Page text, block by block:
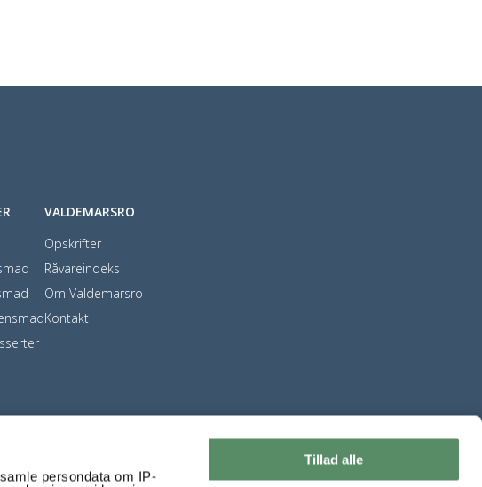
persondata om IP-
Tillad alle
VALDEMARSRO
Opskrifter
Råvareindeks
Om Valdemarsro
Kontakt